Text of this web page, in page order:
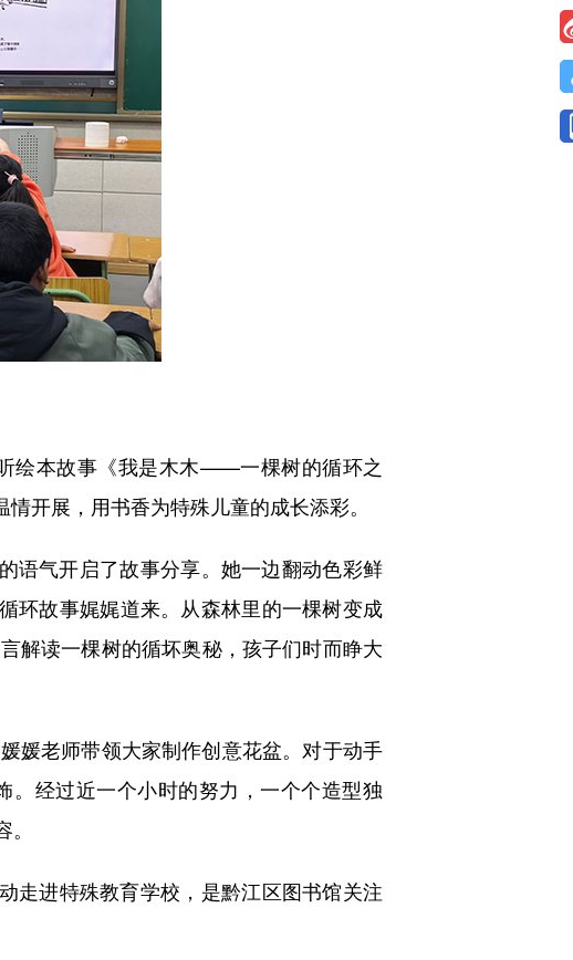
绘本故事《我是木木——一棵树的循环之
开展，用书香为特殊儿童的成长添彩。
气开启了故事分享。她一边翻动色彩鲜
环故事娓娓道来。从森林里的一棵树变成
解读一棵树的循坏奥秘，孩子们时而睁大
老师带领大家制作创意花盆。对于动手
经过近一个小时的努力，一个个造型独
进特殊教育学校，是黔江区图书馆关注